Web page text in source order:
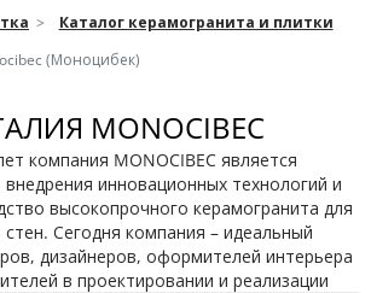
Каталог керамогранита и плитки
(Моноцибек)
MONOCIBEC
компания MONOCIBEC является
инновационных технологий и
высокопрочного керамогранита для
Сегодня компания – идеальный
дизайнеров, оформителей интерьера
в проектировании и реализации